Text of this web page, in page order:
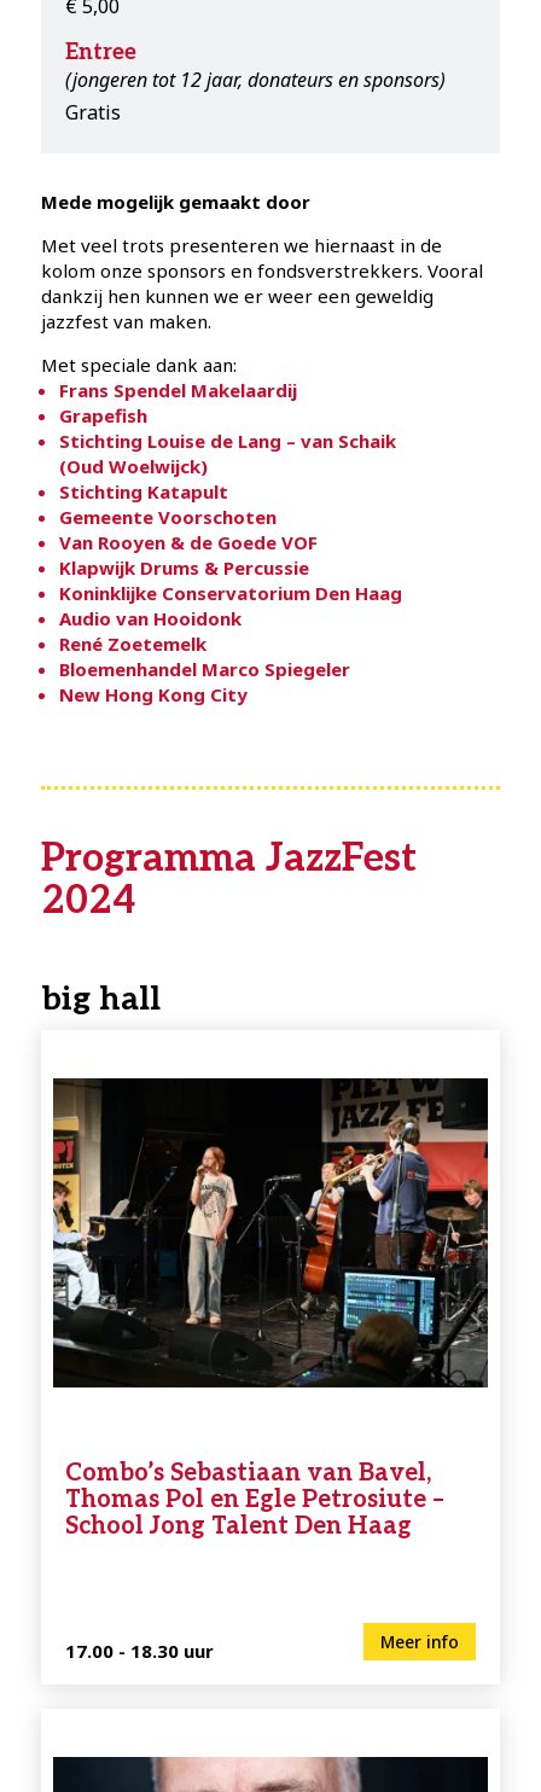
€ 5,00
Entree
(jongeren tot 12 jaar, donateurs en sponsors)
Gratis
Mede mogelijk gemaakt door
Met veel trots presenteren we hiernaast in de
kolom onze sponsors en fondsverstrekkers. Vooral
dankzij hen kunnen we er weer een geweldig
jazzfest van maken.
Met speciale dank aan:
Frans Spendel Makelaardij
Grapefish
Stichting Louise de Lang – van Schaik
(Oud Woelwijck)
Stichting Katapult
Gemeente Voorschoten
Van Rooyen & de Goede VOF
Klapwijk Drums & Percussie
Koninklijke Conservatorium Den Haag
Audio van Hooidonk
René Zoetemelk
Bloemenhandel Marco Spiegeler
New Hong Kong City
Programma JazzFest
2024
big hall
Combo’s Sebastiaan van Bavel,
Thomas Pol en Egle Petrosiute –
School Jong Talent Den Haag
Meer info
17.00 - 18.30 uur